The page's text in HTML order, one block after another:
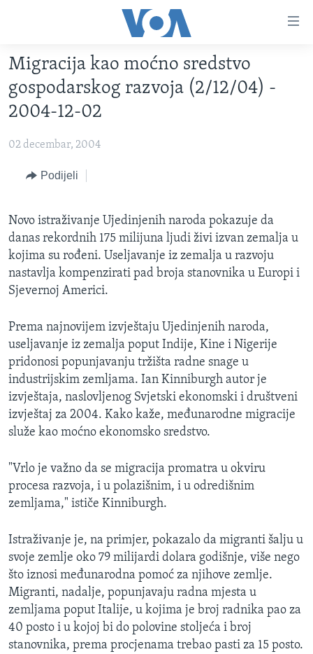
glavni
sadržaj
Pređi
na
glavnu
TV PROGRAM
VIDEO
VIJESTI
SJEDINJENE AMERIČKE DRŽAVE
SVIJET
NAUKA I TEHNOLOGIJA
KORUPCIJA
SLOBODA MEDIJA
ŽENSKA STRANA
IZBJEGLIČKA STRANA
MAGAZIN
O GLASU AMERIKE
Learning English
PRATITE NAS
Jezici
Migracija kao moćno sredstvo
gospodarskog razvoja (2/12/04) -
2004-12-02
02 decembar, 2004
Podijeli
Novo istraživanje Ujedinjenih naroda pokazuje da
danas rekordnih 175 milijuna ljudi živi izvan zemalja u
kojima su rođeni. Useljavanje iz zemalja u razvoju
nastavlja kompenzirati pad broja stanovnika u Europi i
Sjevernoj Americi.
Prema najnovijem izvještaju Ujedinjenih naroda,
useljavanje iz zemalja poput Indije, Kine i Nigerije
pridonosi popunjavanju tržišta radne snage u
industrijskim zemljama. Ian Kinniburgh autor je
izvještaja, naslovljenog Svjetski ekonomski i društveni
izvještaj za 2004. Kako kaže, međunarodne migracije
služe kao moćno ekonomsko sredstvo.
"Vrlo je važno da se migracija promatra u okviru
procesa razvoja, i u polazišnim, i u odredišnim
zemljama," ističe Kinniburgh.
Istraživanje je, na primjer, pokazalo da migranti šalju u
svoje zemlje oko 79 milijardi dolara godišnje, više nego
što iznosi međunarodna pomoć za njihove zemlje.
Migranti, nadalje, popunjavaju radna mjesta u
zemljama poput Italije, u kojima je broj radnika pao za
40 posto i u kojoj bi do polovine stoljeća i broj
stanovnika, prema procjenama trebao pasti za 15 posto.